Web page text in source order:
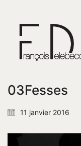
03Fesses
11 janvier 2016